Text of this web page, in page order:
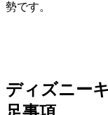
勢です。
ディズニー